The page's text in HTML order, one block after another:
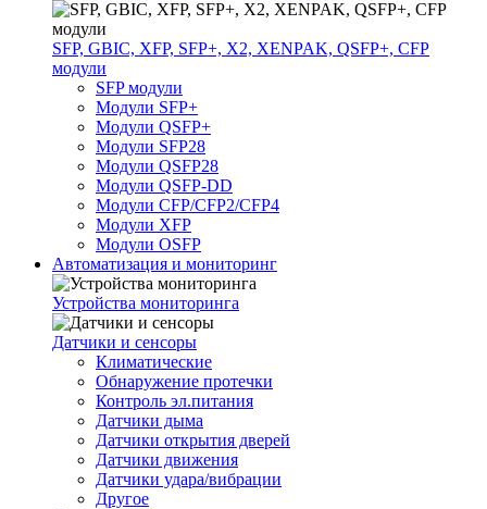
SFP, GBIC, XFP, SFP+, X2, XENPAK, QSFP+, CFP
модули
SFP модули
Модули SFP+
Модули QSFP+
Модули SFP28
Модули QSFP28
Модули QSFP-DD
Модули CFP/CFP2/CFP4
Модули XFP
Модули OSFP
Автоматизация и мониторинг
Устройства мониторинга
Датчики и сенсоры
Климатические
Обнаружение протечки
Контроль эл.питания
Датчики дыма
Датчики открытия дверей
Датчики движения
Датчики удара/вибрации
Другое